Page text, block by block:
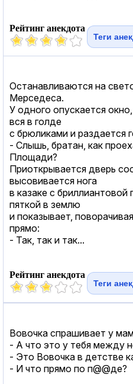
Рейтинг анекдота
Теги
Останавливаются на
Мерседеса.
У одного опускается
вся в голде
с брюликами и раздается
- Слышь, братан, как
Площади?
Приоткрывается дверь
высовивается нога
в казаке с бриллиантовой
пяткой в землю
и показывает,
прямо:
- Так, так и так...
Рейтинг анекдота
Теги
Вовочка спрашивает у
- A что это у тебя между
- Это Вовочка в детстве
- И что прямо по п@@де?